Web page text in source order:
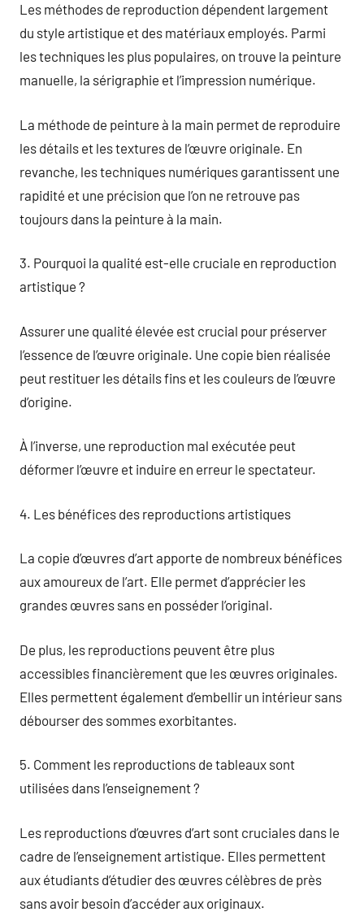
Les méthodes de reproduction dépendent largement
du style artistique et des matériaux employés. Parmi
les techniques les plus populaires, on trouve la peinture
manuelle, la sérigraphie et l’impression numérique.
La méthode de peinture à la main permet de reproduire
les détails et les textures de l’œuvre originale. En
revanche, les techniques numériques garantissent une
rapidité et une précision que l’on ne retrouve pas
toujours dans la peinture à la main.
3. Pourquoi la qualité est-elle cruciale en reproduction
artistique ?
Assurer une qualité élevée est crucial pour préserver
l’essence de l’œuvre originale. Une copie bien réalisée
peut restituer les détails fins et les couleurs de l’œuvre
d’origine.
À l’inverse, une reproduction mal exécutée peut
déformer l’œuvre et induire en erreur le spectateur.
4. Les bénéfices des reproductions artistiques
La copie d’œuvres d’art apporte de nombreux bénéfices
aux amoureux de l’art. Elle permet d’apprécier les
grandes œuvres sans en posséder l’original.
De plus, les reproductions peuvent être plus
accessibles financièrement que les œuvres originales.
Elles permettent également d’embellir un intérieur sans
débourser des sommes exorbitantes.
5. Comment les reproductions de tableaux sont
utilisées dans l’enseignement ?
Les reproductions d’œuvres d’art sont cruciales dans le
cadre de l’enseignement artistique. Elles permettent
aux étudiants d’étudier des œuvres célèbres de près
sans avoir besoin d’accéder aux originaux.